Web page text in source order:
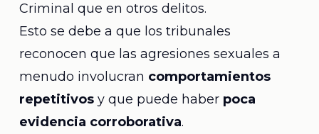
Criminal que en otros delitos.
Esto se debe a que los tribunales
reconocen que las agresiones sexuales a
menudo involucran comportamientos
repetitivosy que puede haber poca
evidencia corroborativa.